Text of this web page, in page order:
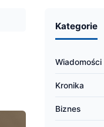
Kategorie
Wiadomości
Kronika
Biznes